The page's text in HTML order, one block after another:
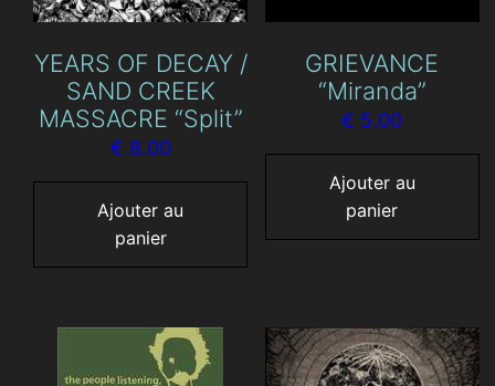
YEARS OF DECAY /
SAND CREEK
MASSACRE “Split”
€ 8.00
Ajouter au
panier
GRIEVANCE
“Miranda”
€ 5.00
Ajouter au
panier